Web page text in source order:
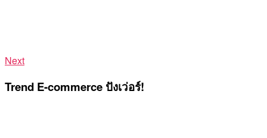
Next
Trend E-commerce ปังเว่อร์!